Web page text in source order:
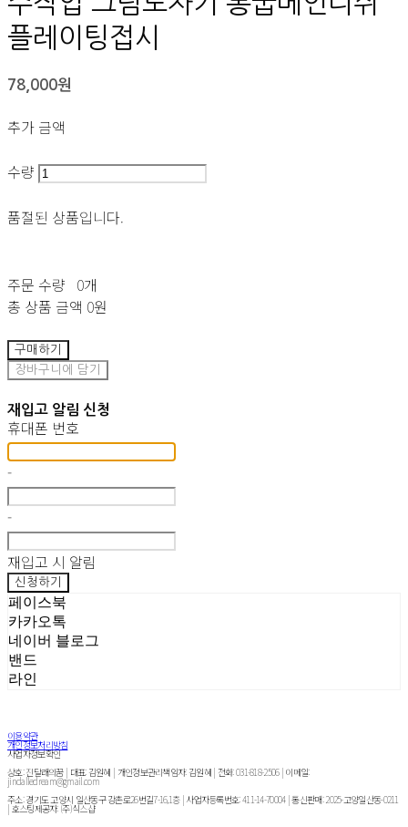
플레이팅접시
78,000원
추가 금액
수량
품절된 상품입니다.
주문 수량 0개
총 상품 금액 0원
구매하기
장바구니에 담기
재입고 알림 신청
휴대폰 번호
-
-
재입고 시 알림
신청하기
페이스북
카카오톡
네이버 블로그
밴드
라인
이용약관
개인정보처리방침
사업자정보확인
상호: 진달래의꿈 | 대표: 김원혜 | 개인정보관리책임자: 김원혜 | 전화: 031-818-2506 | 이메일:
jindalledream@gmail.com
주소: 경기도 고양시 일산동구 강촌로26번길7-16,1층 | 사업자등록번호:411-14-70004| 통신판매:2025-고양일산동-0211
| 호스팅제공자: (주)식스샵